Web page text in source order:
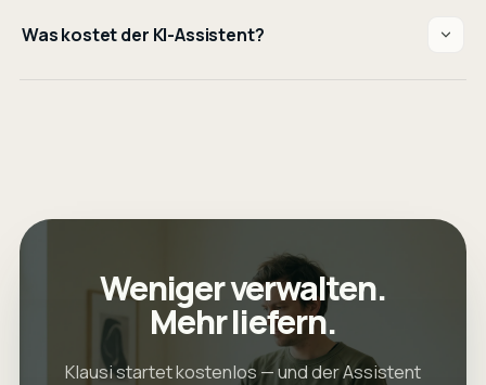
Was kostet der KI-Assistent?
Weniger verwalten.
Mehr liefern.
Klausi startet kostenlos — und der Assistent